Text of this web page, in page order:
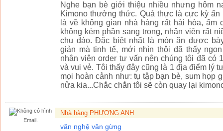
Nghe bạn bè giới thiệu nhiều nhưng hôm
Kimono thưởng thức. Quả thực là cực kỳ
là về không gian nhà hàng rất hài hòa, ấm
không kém phần sang trọng, nhân viên rất
chu đáo. Đặc biệt nhất là món ăn được
giản mà tinh tế, mới nhìn thôi đã thấy
nhân viên order tư vấn nên chúng tôi đã có
và vui vẻ. Tôi thấy đây cũng là 1 địa điểm lý
mọi hoàn cảnh như: tụ tập bạn bè, sum họp
nửa kia...Chắc chắn tôi sẽ còn quay lại
Email.
Nhà hàng PHƯƠNG ANH
văn nghệ văn gừng